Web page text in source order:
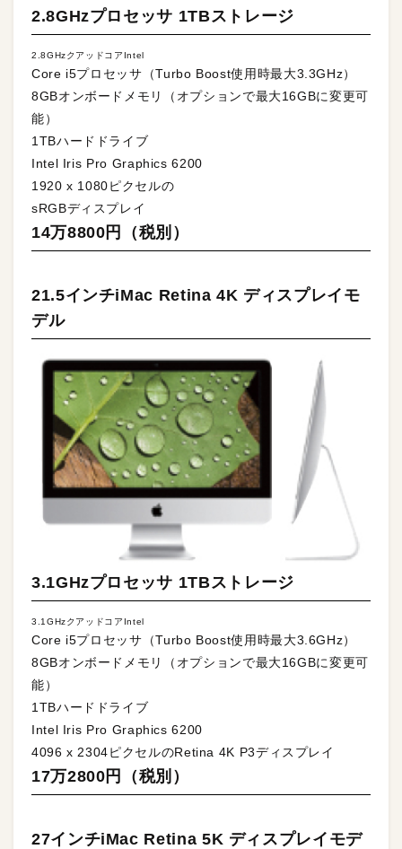
2.8GHzプロセッサ 1TBストレージ
2.8GHzクアッドコアIntel
Core i5プロセッサ（Turbo Boost使用時最大3.3GHz）
8GBオンボードメモリ（オプションで最大16GBに変更可
能）
1TBハードドライブ
Intel Iris Pro Graphics 6200
1920 x 1080ピクセルの
sRGBディスプレイ
14万8800円（税別）
21.5インチiMac Retina 4K ディスプレイモ
デル
3.1GHzプロセッサ 1TBストレージ
3.1GHzクアッドコアIntel
Core i5プロセッサ（Turbo Boost使用時最大3.6GHz）
8GBオンボードメモリ（オプションで最大16GBに変更可
能）
1TBハードドライブ
Intel Iris Pro Graphics 6200
4096 x 2304ピクセルのRetina 4K P3ディスプレイ
17万2800円（税別）
27インチiMac Retina 5K ディスプレイモデ